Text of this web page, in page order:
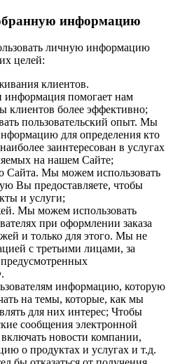
информацию
личную информацию
целей:
клиентов.
информация помогает нам
клиентов более эффективно;
пользовательский опыт. Мы
для определения кто
заинтересован в услугах
на нашем Сайте;
Сайта. Мы можем использовать
Вы предоставляете, чтобы
и услуги;
Мы можем использовать
при оформлении заказа
и только для этого. Мы не
с третьими лицами, за
информацию, которую
на темы, которые, как мы
для них интерес; Чтобы
сообщения электронной
новости компании,
о продуктах и услугах и т.д.